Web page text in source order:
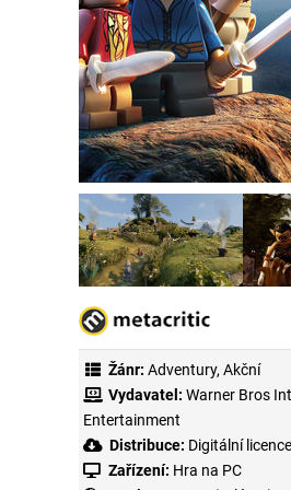
Žánr: Adventury, Akční
Vydavatel: Warner Bros
Entertainment
Distribuce: Digitální licence
Zařízení: Hra na PC